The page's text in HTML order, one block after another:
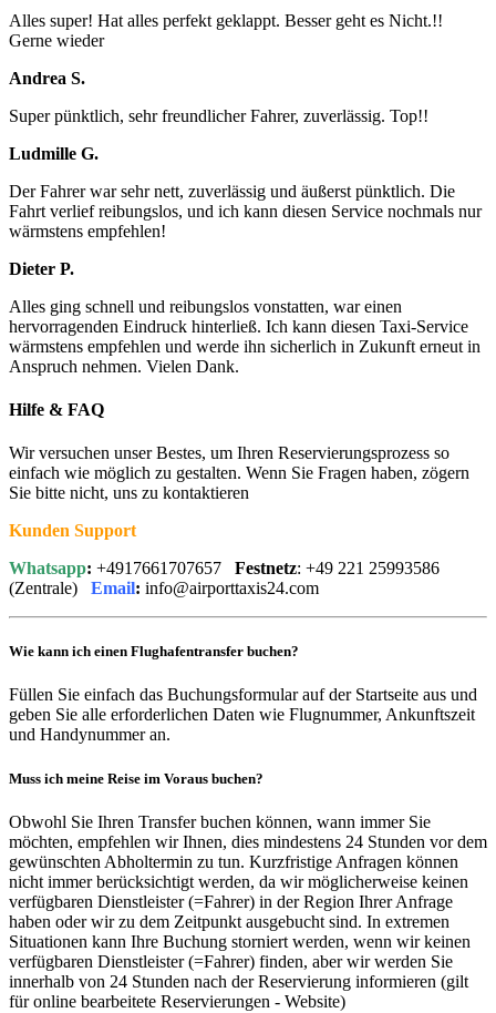
Alles super! Hat alles perfekt geklappt. Besser geht es Nicht.!!
Gerne wieder
Andrea S.
Super pünktlich, sehr freundlicher Fahrer, zuverlässig. Top!!
Ludmille G.
Der Fahrer war sehr nett, zuverlässig und äußerst pünktlich. Die
Fahrt verlief reibungslos, und ich kann diesen Service nochmals nur
wärmstens empfehlen!
Dieter P.
Alles ging schnell und reibungslos vonstatten, war einen
hervorragenden Eindruck hinterließ. Ich kann diesen Taxi-Service
wärmstens empfehlen und werde ihn sicherlich in Zukunft erneut in
Anspruch nehmen. Vielen Dank.
Hilfe & FAQ
Wir versuchen unser Bestes, um Ihren Reservierungsprozess so
einfach wie möglich zu gestalten. Wenn Sie Fragen haben, zögern
Sie bitte nicht, uns zu kontaktieren
Kunden Support
Whatsapp: +4917661707657 Festnetz: +49 221 25993586
(Zentrale) Email: info@airporttaxis24.com
Wie kann ich einen Flughafentransfer buchen?
Füllen Sie einfach das Buchungsformular auf der Startseite aus und
geben Sie alle erforderlichen Daten wie Flugnummer, Ankunftszeit
und Handynummer an.
Muss ich meine Reise im Voraus buchen?
Obwohl Sie Ihren Transfer buchen können, wann immer Sie
möchten, empfehlen wir Ihnen, dies mindestens 24 Stunden vor dem
gewünschten Abholtermin zu tun. Kurzfristige Anfragen können
nicht immer berücksichtigt werden, da wir möglicherweise keinen
verfügbaren Dienstleister (=Fahrer) in der Region Ihrer Anfrage
haben oder wir zu dem Zeitpunkt ausgebucht sind. In extremen
Situationen kann Ihre Buchung storniert werden, wenn wir keinen
verfügbaren Dienstleister (=Fahrer) finden, aber wir werden Sie
innerhalb von 24 Stunden nach der Reservierung informieren (gilt
für online bearbeitete Reservierungen - Website)